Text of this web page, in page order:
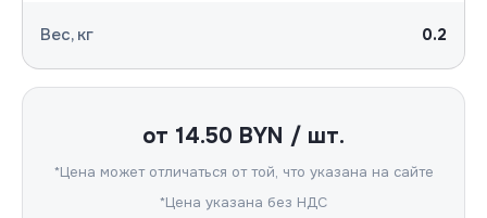
Вес, кг 0.2
от 14.50 BYN / шт.
*Цена может отличаться от той, что указана на сайте
*Цена указана без НДС